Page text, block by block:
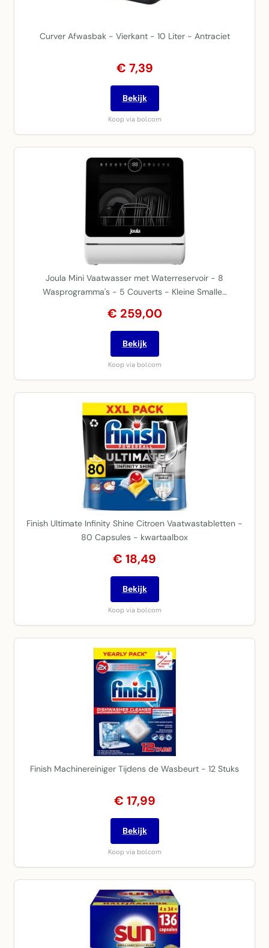
Curver Afwasbak - Vierkant - 10 Liter - Antraciet
€ 7,39
Bekijk
Koop via bol.com
Joula Mini Vaatwasser met Waterreservoir - 8
Wasprogramma's - 5 Couverts - Kleine Smalle…
€ 259,00
Bekijk
Koop via bol.com
Finish Ultimate Infinity Shine Citroen Vaatwastabletten -
80 Capsules - kwartaalbox
€ 18,49
Bekijk
Koop via bol.com
Finish Machinereiniger Tijdens de Wasbeurt - 12 Stuks
€ 17,99
Bekijk
Koop via bol.com